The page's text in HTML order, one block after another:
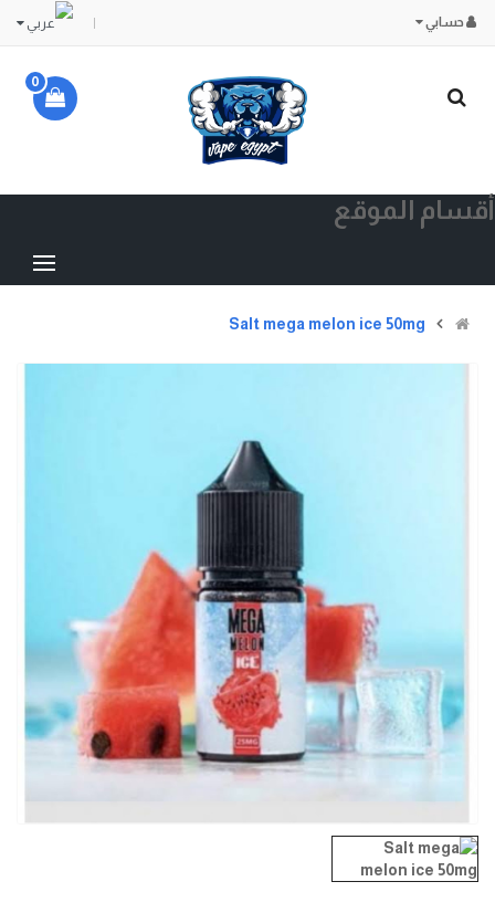
حسابي
0
أقسام الموقع
Salt mega melon ice 50mg